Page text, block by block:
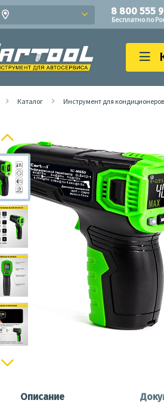
8 800 555
Бесплатно по
Каталог Инструмент для кондиционеров
Previous
Next
Описание